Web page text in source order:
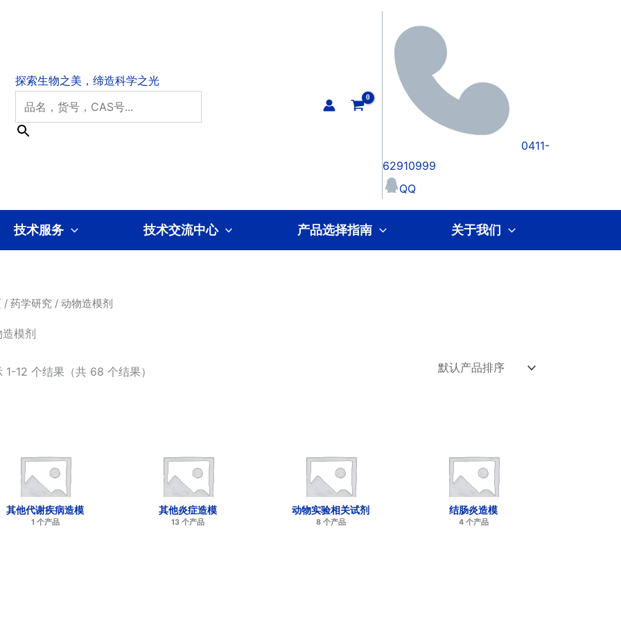
0411-
62910999
QQ
技术服务 技术交流中心 产品选择指南 关于我们
/ 药学研究 / 动物造模剂
模剂
1-12 个结果（共 68 个结果）
其他代谢疾病造模
1 个产品
其他炎症造模
13 个产品
动物实验相关试剂
8 个产品
结肠炎造模
4 个产品